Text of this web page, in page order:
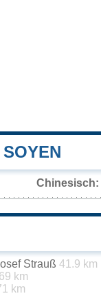
Chinesisch:
Strauß 41.9 km
69 km
km